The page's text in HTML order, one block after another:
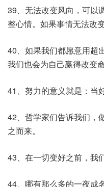
39、无法改变风向，可以
整心情。如果事情无法改
40、如果我们都愿意用超
我们也会为自己赢得改变
41、努力的意义就是：当
42、哲学家们告诉我们，
之而来。
43、在一切变好之前，我
44、哪有那么多的一夜成